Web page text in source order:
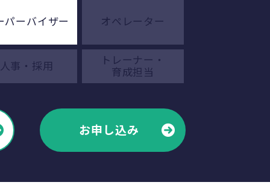
パーバイザー オペレーター
人事・採用
トレーナー・
育成担当
お申し込み